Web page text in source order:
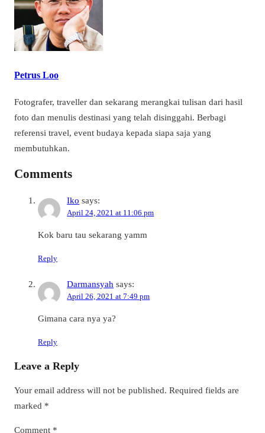
Petrus Loo
Fotografer, traveller dan sekarang merangkai tulisan dari hasil
foto dan menulis destinasi yang telah disinggahi. Berbagi
referensi travel, event budaya kepada siapa saja yang
membutuhkan.
Comments
Iko says:
April 24, 2021 at 11:06 pm
Kok baru tau sekarang yamm
Reply
Darmansyah says:
April 26, 2021 at 7:49 pm
Gimana cara nya ya?
Reply
Leave a Reply
Your email address will not be published. Required fields are
marked *
Comment *